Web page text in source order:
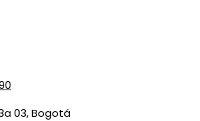
03, Bogotá